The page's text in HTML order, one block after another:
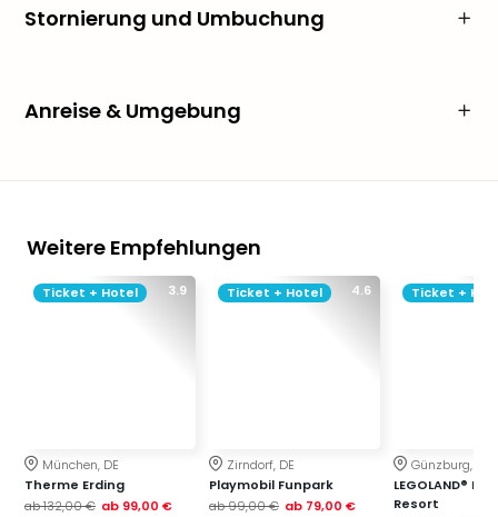
Stornierung und Umbuchung
Anreise & Umgebung
Weitere Empfehlungen
3.9
Ticket + Hotel
München, DE
Therme Erding
ab132,00 € ab 99,00 €
4.6
Ticket + Hotel
Zirndorf, DE
Playmobil Funpark
ab99,00 € ab 79,00 €
Ticket +
Günzburg, DE
LEGOLAND®
Resort